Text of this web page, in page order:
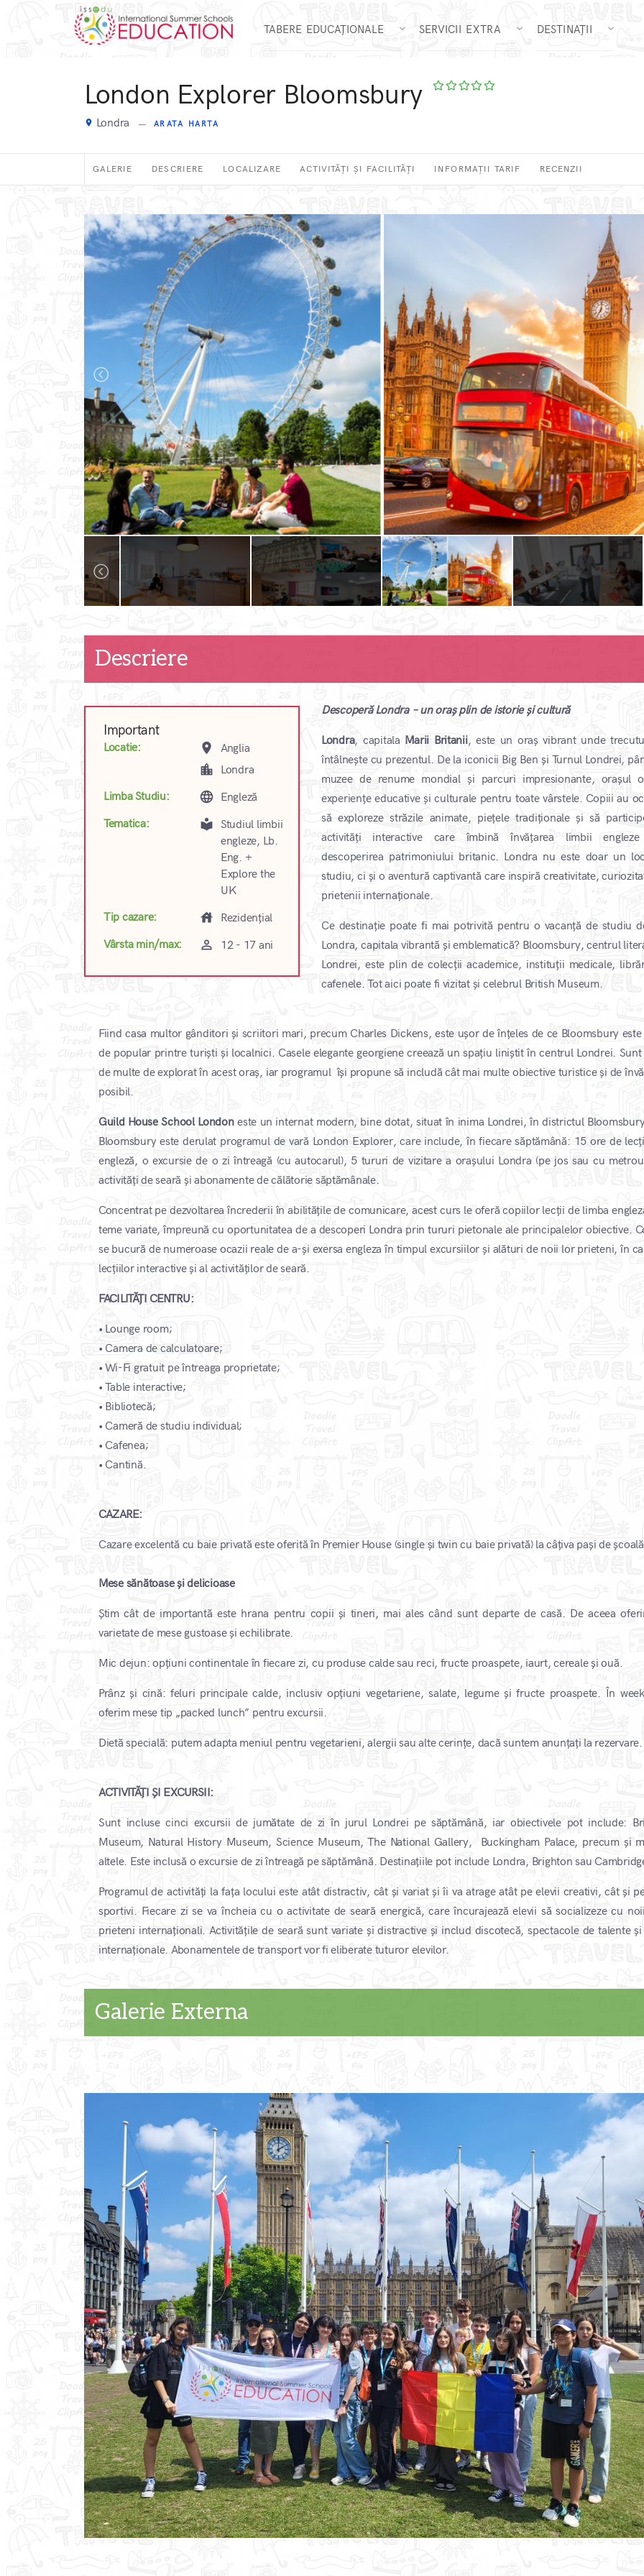
TABERE EDUCAȚIONALE SERVICII EXTRA DESTINAȚII
London Explorer Bloomsbury
place Londra ARATA HARTA
GALERIE DESCRIERE LOCALIZARE ACTIVITĂȚI ȘI FACILITĂȚI INFORMAȚII TARIF RECENZII
Descriere
Important
Locatie: place Anglia
location_city
Londra
Limba Studiu:
language Engleză
Tematica:
local_library Studiul limbii
engleze, Lb.
Eng. +
Explore the
UK
Tip cazare:
house
Rezidențial
Vârsta min/max:
perm_identity 12 - 17 ani
Descoperă Londra – un oraș plin de istorie și cultură
Londra, capitala Marii Britanii, este un oraș vibrant unde
întâlnește cu prezentul. De la iconicii Big Ben și Turnul Londrei,
muzee de renume mondial și parcuri impresionante, orașul
experiențe educative și culturale pentru toate vârstele. Copiii au
să exploreze străzile animate, piețele tradiționale și să
activități interactive care îmbină învățarea limbii
descoperirea patrimoniului britanic. Londra nu este doar un
studiu, ci și o aventură captivantă care inspiră creativitate,
prietenii internaționale.
Ce destinație poate fi mai potrivită pentru o vacanță de studiu
Londra, capitala vibrantă și emblematică? Bloomsbury, centrul
Londrei, este plin de colecții academice, instituții medicale,
cafenele. Tot aici poate fi vizitat și celebrul British Museum.
Fiind casa multor gânditori și scriitori mari, precum Charles Dickens, este ușor de înțeles de ce Bloomsbury este
de popular printre turiști și localnici. Casele elegante georgiene creează un spațiu liniștit în centrul Londrei. Sunt
de multe de explorat în acest oraș, iar programul își propune să includă cât mai multe obiective turistice și de
posibil.
Guild House School Londoneste un internat modern, bine dotat, situat în inima Londrei, în districtul
Bloomsbury este derulat programul de vară London Explorer, care include, în fiecare săptămână: 15 ore de
engleză, o excursie de o zi întreagă (cu autocarul), 5 tururi de vizitare a orașului Londra (pe jos sau cu
activități de seară și abonamente de călătorie săptămânale.
Concentrat pe dezvoltarea încrederii în abilitățile de comunicare, acest curs le oferă copiilor lecții de limba
teme variate, împreună cu oportunitatea de a descoperi Londra prin tururi pietonale ale principalelor obiective.
se bucură de numeroase ocazii reale de a-și exersa engleza în timpul excursiilor și alături de noii lor prieteni, în
lecțiilor interactive și al activităților de seară.
FACILITĂȚI CENTRU:
• Lounge room;
• Camera de calculatoare;
• Wi-Fi gratuit pe întreaga proprietate;
• Table interactive;
• Bibliotecă;
• Cameră de studiu individual;
• Cafenea;
• Cantină.
CAZARE:
Cazare excelentă cu baie privată este oferită în Premier House (single și twin cu baie privată) la câțiva pași de
Mese sănătoase și delicioase
Știm cât de importantă este hrana pentru copii și tineri, mai ales când sunt departe de casă. De aceea
varietate de mese gustoase și echilibrate.
Mic dejun: opțiuni continentale în fiecare zi, cu produse calde sau reci, fructe proaspete, iaurt, cereale și ouă.
Prânz și cină: feluri principale calde, inclusiv opțiuni vegetariene, salate, legume și fructe proaspete. În
oferim mese tip „packed lunch” pentru excursii.
Dietă specială: putem adapta meniul pentru vegetarieni, alergii sau alte cerințe, dacă suntem anunțați la rezervare.
ACTIVITĂȚI ȘI EXCURSII:
Sunt incluse cinci excursii de jumătate de zi în jurul Londrei pe săptămână, iar obiectivele pot include:
Museum, Natural History Museum, Science Museum, The National Gallery, Buckingham Palace, precum și
altele. Este inclusă o excursie de zi întreagă pe săptămână. Destinațiile pot include Londra, Brighton sau
Programul de activități la fața locului este atât distractiv, cât și variat și îi va atrage atât pe elevii creativi, cât și
sportivi. Fiecare zi se va încheia cu o activitate de seară energică, care încurajează elevii să socializeze cu
prieteni internaționali. Activitățile de seară sunt variate și distractive și includ discotecă, spectacole de talente și
internaționale. Abonamentele de transport vor fi eliberate tuturor elevilor.
Galerie Externa